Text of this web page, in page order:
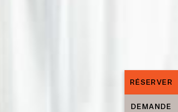
RÉSERVER
DEMANDE